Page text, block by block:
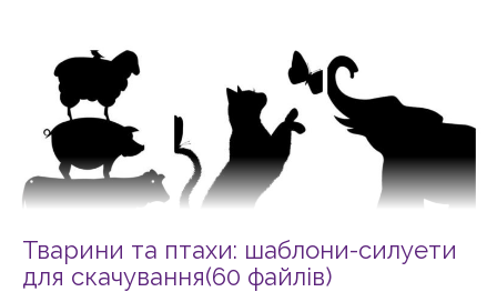
Тварини та птахи: шаблони-силуети
для скачування(60 файлів)